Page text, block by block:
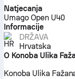
Natjecanja
Umago Open U40
Informacije
DRŽAVA
Hrvatska
O Konoba Ulika
Konoba Ulika